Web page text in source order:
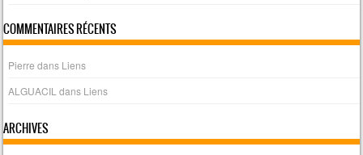
COMMENTAIRES RÉCENTS
Pierre dans Liens
ALGUACIL dans Liens
ARCHIVES